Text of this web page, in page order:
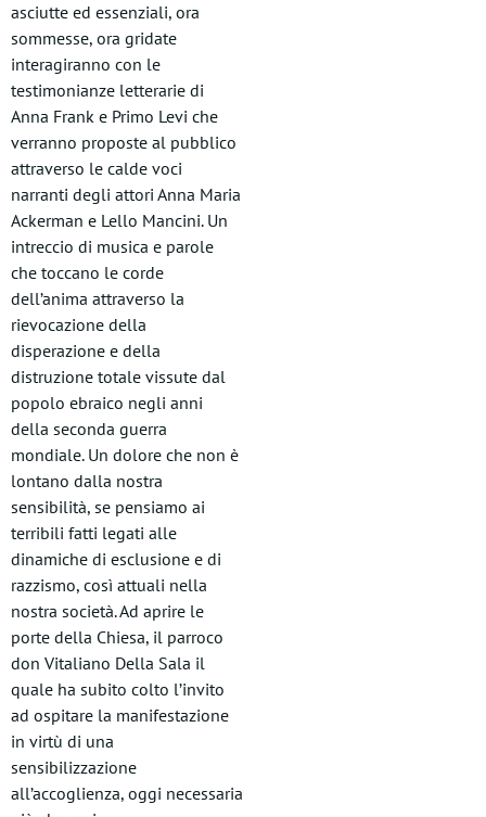
asciutte ed essenziali, ora
sommesse, ora gridate
interagiranno con le
testimonianze letterarie di
Anna Frank e Primo Levi che
verranno proposte al pubblico
attraverso le calde voci
narranti degli attori Anna Maria
Ackerman e Lello Mancini. Un
intreccio di musica e parole
che toccano le corde
dell’anima attraverso la
rievocazione della
disperazione e della
distruzione totale vissute dal
popolo ebraico negli anni
della seconda guerra
mondiale. Un dolore che non è
lontano dalla nostra
sensibilità, se pensiamo ai
terribili fatti legati alle
dinamiche di esclusione e di
razzismo, così attuali nella
nostra società. Ad aprire le
porte della Chiesa, il parroco
don Vitaliano Della Sala il
quale ha subito colto l’invito
ad ospitare la manifestazione
in virtù di una
sensibilizzazione
all’accoglienza, oggi necessaria